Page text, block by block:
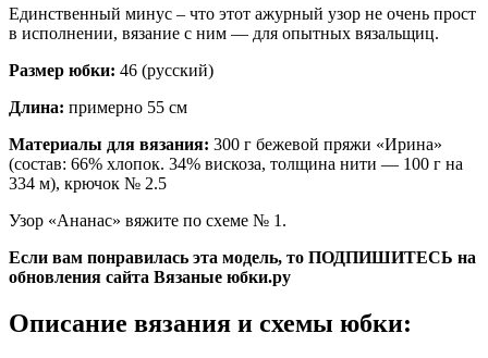
Единственный минус – что этот ажурный узор не очень прост
в исполнении, вязание с ним — для опытных вязальщиц.
Размер юбки: 46 (русский)
Длина: примерно 55 см
Материалы для вязания: 300 г бежевой пряжи «Ирина»
(состав: 66% хлопок. 34% вискоза, толщина нити — 100 г на
334 м), крючок № 2.5
Узор «Ананас» вяжите по схеме № 1.
Если вам понравилась эта модель, то ПОДПИШИТЕСЬ на
обновления сайта Вязаные юбки.ру
Описание вязания и схемы юбки: